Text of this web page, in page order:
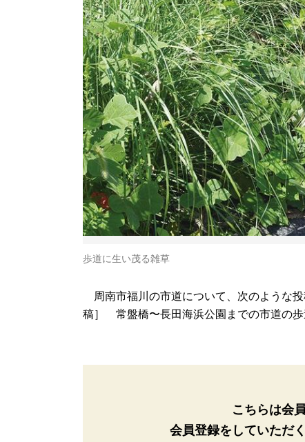
歩道に生い茂る雑草
周南市福川の市道について、次のような
稿］ 常盤橋〜長田海浜公園までの市道の歩
こちらは会
会員登録をしていただく